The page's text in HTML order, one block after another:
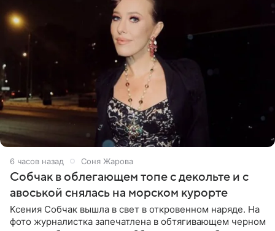
6 часов назад Соня Жарова
Собчак в облегающем топе с декольте и с
авоськой снялась на морском курорте
Ксения Собчак вышла в свет в откровенном наряде. На
фото журналистка запечатлена в обтягивающем черном